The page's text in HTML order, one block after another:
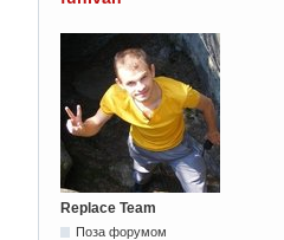
Replace Team
Поза форумом